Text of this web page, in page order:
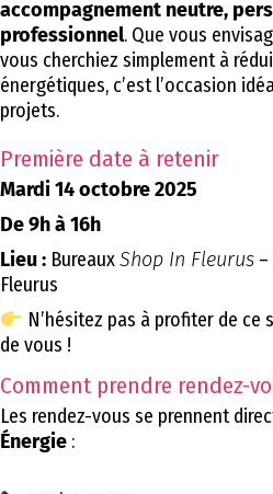
accompagnement neutre,
professionnel. Que vous
vous cherchiez simplement à
énergétiques, c’est l’occasion
projets.
Première date à retenir
Mardi 14 octobre 2025
De 9h à 16h
Lieu : BureauxShop In Fleurus
Fleurus
N’hésitez pas à profiter de
de vous !
Comment prendre rendez-
Les rendez-vous se prennent
Énergie :